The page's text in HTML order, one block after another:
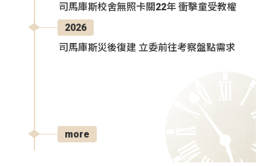
司馬庫斯校舍無照卡關22年 衝擊童受教權
2026
司馬庫斯災後復建 立委前往考察盤點需求
more